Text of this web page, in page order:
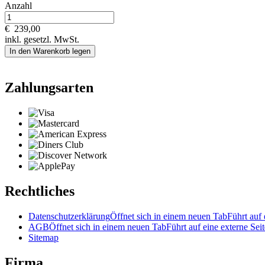
Anzahl
€ 239,00
inkl. gesetzl. MwSt.
In den Warenkorb legen
Zahlungsarten
Rechtliches
DatenschutzerklärungÖffnet sich in einem neuen TabFührt auf
AGBÖffnet sich in einem neuen TabFührt auf eine externe
Sitemap